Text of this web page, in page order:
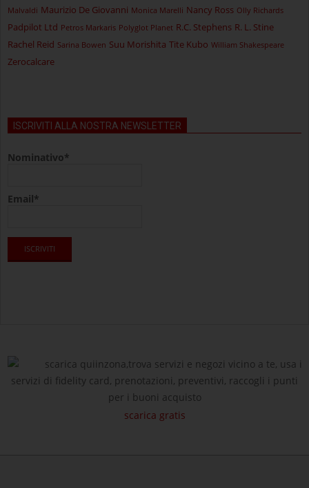
Malvaldi Maurizio De Giovanni Monica Marelli Nancy Ross Olly Richards
Padpilot Ltd Petros Markaris Polyglot Planet R.C. Stephens R. L. Stine
Rachel Reid Sarina Bowen Suu Morishita Tite Kubo William Shakespeare
Zerocalcare
ISCRIVITI ALLA NOSTRA NEWSLETTER
Nominativo*
Email*
scarica quiinzona,trova servizi e negozi vicino a te, usa i
servizi di fidelity card, prenotazioni, preventivi, raccogli i punti
per i buoni acquisto
scarica gratis